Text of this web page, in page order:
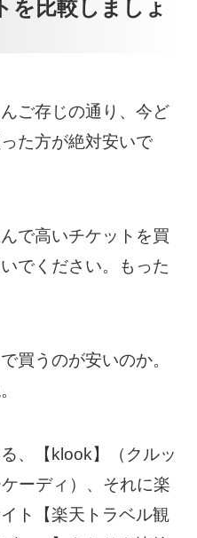
を比較しましょ
ご存じの通り、今ど
た方が絶対安いで
で高いチケットを買
でください。もった
買うのが安いのか。
、【klook】（クルッ
ーディ）、それに楽
ト【楽天トラベル観